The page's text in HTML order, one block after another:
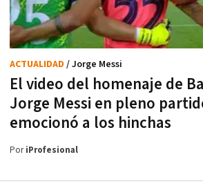
El video del homenaje de
Jorge Messi en pleno
emocionó a los hinchas
ACTUALIDAD / Jorge Messi
PoriProfesional